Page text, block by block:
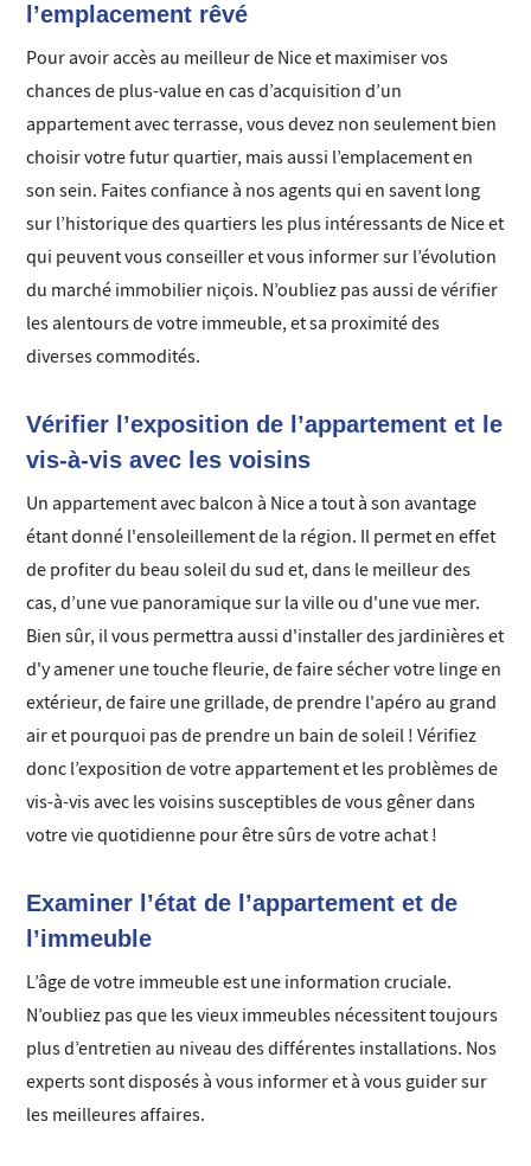
l’emplacement rêvé
Pour avoir accès au meilleur de Nice et maximiser vos
chances de plus-value en cas d’acquisition d’un
appartement avec terrasse, vous devez non seulement bien
choisir votre futur quartier, mais aussi l’emplacement en
son sein. Faites confiance à nos agents qui en savent long
sur l’historique des quartiers les plus intéressants de Nice et
qui peuvent vous conseiller et vous informer sur l’évolution
du marché immobilier niçois. N’oubliez pas aussi de vérifier
les alentours de votre immeuble, et sa proximité des
diverses commodités.
Vérifier l’exposition de l’appartement et le
vis-à-vis avec les voisins
Un appartement avec balcon à Nice a tout à son avantage
étant donné l'ensoleillement de la région. Il permet en effet
de profiter du beau soleil du sud et, dans le meilleur des
cas, d’une vue panoramique sur la ville ou d'une vue mer.
Bien sûr, il vous permettra aussi d'installer des jardinières et
d'y amener une touche fleurie, de faire sécher votre linge en
extérieur, de faire une grillade, de prendre l'apéro au grand
air et pourquoi pas de prendre un bain de soleil ! Vérifiez
donc l’exposition de votre appartement et les problèmes de
vis-à-vis avec les voisins susceptibles de vous gêner dans
votre vie quotidienne pour être sûrs de votre achat !
Examiner l’état de l’appartement et de
l’immeuble
L’âge de votre immeuble est une information cruciale.
N’oubliez pas que les vieux immeubles nécessitent toujours
plus d’entretien au niveau des différentes installations. Nos
experts sont disposés à vous informer et à vous guider sur
les meilleures affaires.